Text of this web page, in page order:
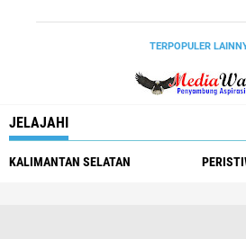
TERPOPULER
JELAJAHI
KALIMANTAN SELATAN